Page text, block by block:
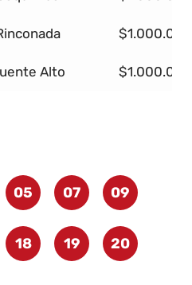
$1.000.000
Alto $1.000.000
05 07 09
18 19 20